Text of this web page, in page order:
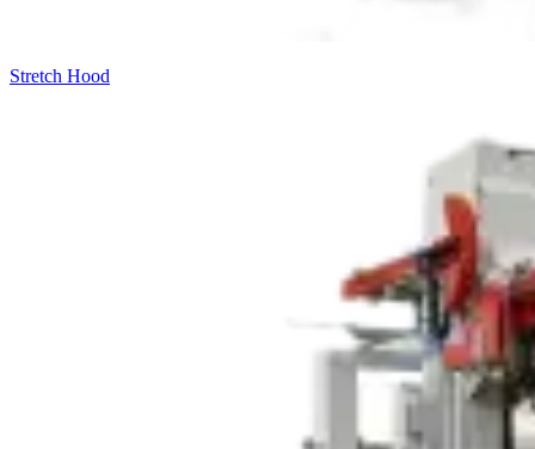
Stretch Hood